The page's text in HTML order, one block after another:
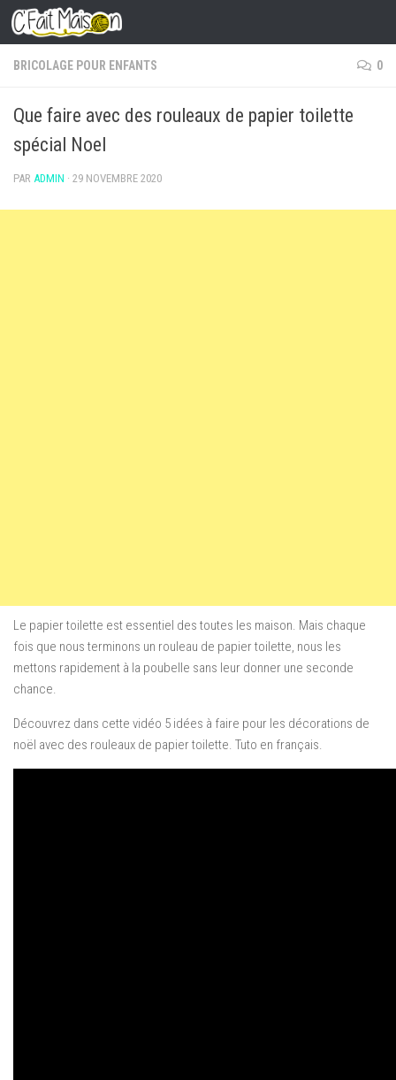
Skip to content
BRICOLAGE POUR ENFANTS 0
Que faire avec des rouleaux de papier toilette
spécial Noel
PAR ADMIN · 29 NOVEMBRE 2020
Le papier toilette est essentiel des toutes les maison. Mais chaque
fois que nous terminons un rouleau de papier toilette, nous les
mettons rapidement à la poubelle sans leur donner une seconde
chance.
Découvrez dans cette vidéo 5 idées à faire pour les décorations de
noël avec des rouleaux de papier toilette. Tuto en français.